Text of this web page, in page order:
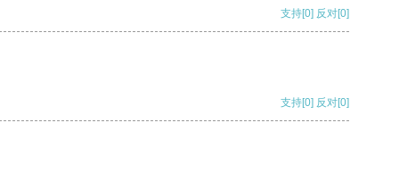
支持[0] 反对[0]
支持[0] 反对[0]